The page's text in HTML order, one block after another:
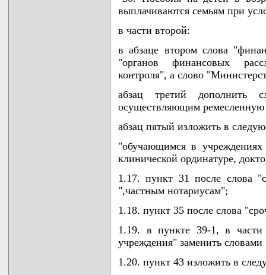
выплачиваются семьям при
в части второй:
в абзаце втором слова
"органов финансовых
контроля", а слово
абзац третий дополнить
осуществляющим ремесленную
абзац пятый изложить в
"обучающимся в учреждениях
клинической ординатуре,
1.17. пункт 31 после слова
",частным нотариусам";
1.18. пункт 35 после слова
1.19. в пункте 39-1, в части
учреждения" заменить
1.20. пункт 43 изложить в